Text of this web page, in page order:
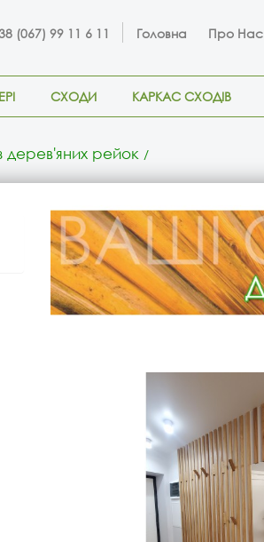
(067) 99 11 6 11 Головна Про Нас
СХОДИ КАРКАС СХОДІВ
дерев'яних рейок